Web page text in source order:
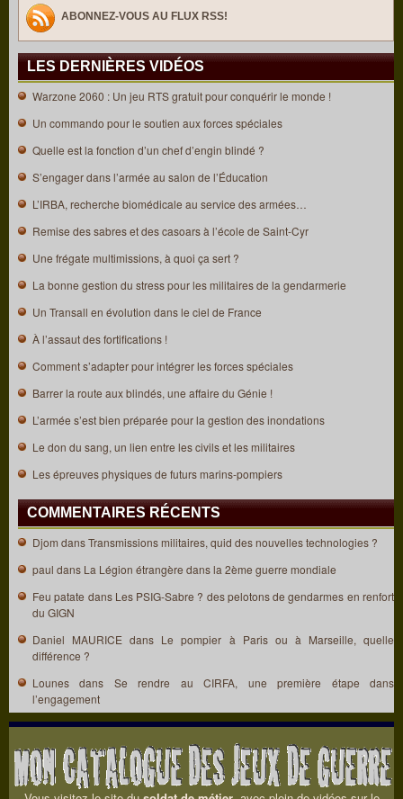
ABONNEZ-VOUS AU FLUX RSS!
LES DERNIÈRES VIDÉOS
Warzone 2060 : Un jeu RTS gratuit pour conquérir le monde !
Un commando pour le soutien aux forces spéciales
Quelle est la fonction d’un chef d’engin blindé ?
S’engager dans l’armée au salon de l’Éducation
L’IRBA, recherche biomédicale au service des armées…
Remise des sabres et des casoars à l’école de Saint-Cyr
Une frégate multimissions, à quoi ça sert ?
La bonne gestion du stress pour les militaires de la gendarmerie
Un Transall en évolution dans le ciel de France
À l’assaut des fortifications !
Comment s’adapter pour intégrer les forces spéciales
Barrer la route aux blindés, une affaire du Génie !
L’armée s’est bien préparée pour la gestion des inondations
Le don du sang, un lien entre les civils et les militaires
Les épreuves physiques de futurs marins-pompiers
COMMENTAIRES RÉCENTS
Djom dansTransmissions militaires, quid des nouvelles technologies ?
paul dans La Légion étrangère dans la 2ème guerre mondiale
Feu patate dans Les PSIG-Sabre ? des pelotons de gendarmes en renfort
du GIGN
Daniel MAURICE dans Le pompier à Paris ou à Marseille, quelle
différence ?
Lounes dans Se rendre au CIRFA, une première étape dans
l’engagement